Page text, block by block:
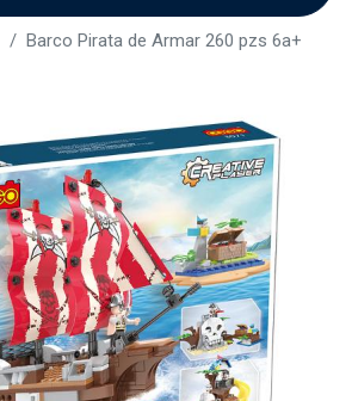
Barco Pirata de Armar 260 pzs 6a+